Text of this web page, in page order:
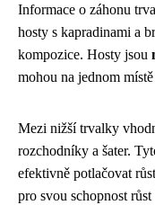
Informace o záhonu
hosty s kapradinami a
kompozice. Hosty jsou
mohou na jednom
Mezi nižší trvalky
rozchodníky a šater.
efektivně potlačovat
pro svou schopnost